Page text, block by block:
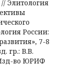
Элитология
России:
7-8
гр.: В.В.
во ЮРИФ